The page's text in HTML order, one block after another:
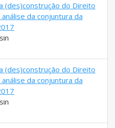
(des)construção do Direito
da conjuntura da
(des)construção do Direito
da conjuntura da